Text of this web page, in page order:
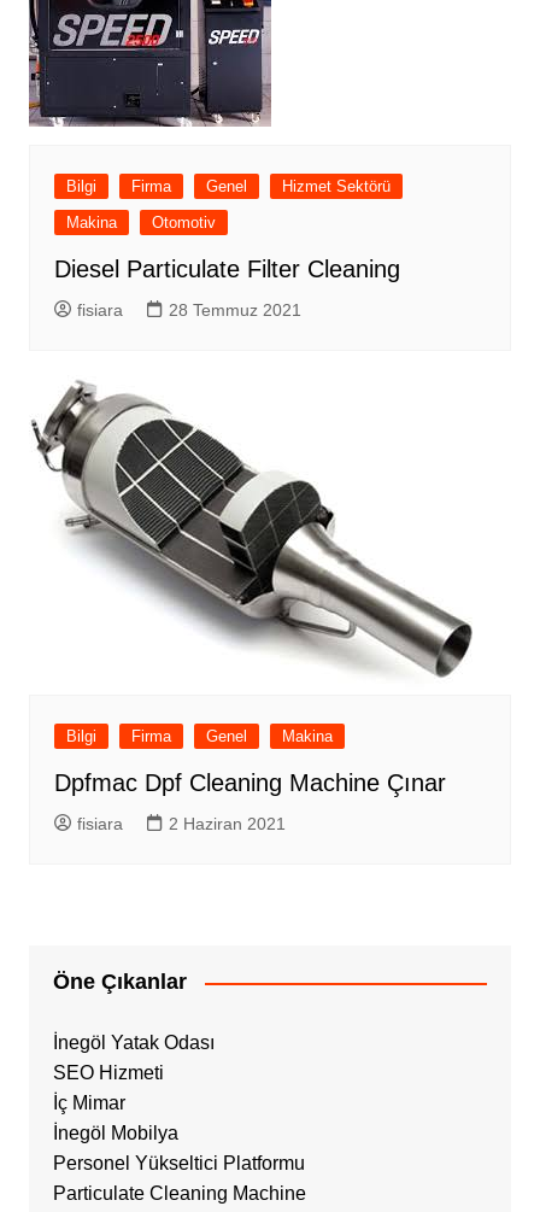
Bilgi Firma Genel
Hizmet Sektörü
Makina
Otomotiv
Diesel Particulate Filter Cleaning
fisiara 28 Temmuz 2021
Bilgi Firma Genel Makina
Dpfmac Dpf Cleaning Machine Çınar
fisiara 2 Haziran 2021
Öne Çıkanlar
İnegöl Yatak Odası
SEO Hizmeti
İç Mimar
İnegöl Mobilya
Personel Yükseltici Platformu
Particulate Cleaning Machine